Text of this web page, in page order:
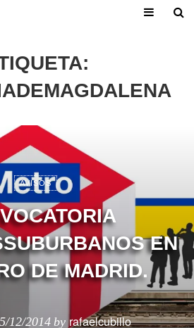
AVISOS
EN
DE MADRID.
12/2014 byrafaelcubillo